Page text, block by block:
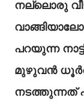
നല്ലൊരു
പറയുന്ന
മുഴുവൻ
നടത്തുന്നത്